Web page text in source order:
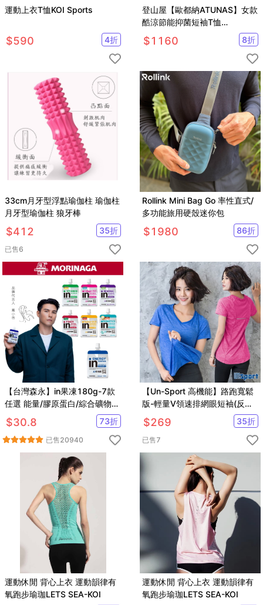
運動上衣T恤KOI Sports
$590 4折
登山屋【歐都納ATUNAS】女款
酷涼節能抑菌短袖T恤
(A1TS2606W涼感透氣
$1160 8折
33cm月牙型浮點瑜伽柱 瑜伽柱
月牙型瑜伽柱 狼牙棒
$412 35折
已售6
Rollink Mini Bag Go 率性直式/
多功能旅用硬殼迷你包
$1980 86折
【台灣森永】in果凍180g-7款
任選 能量/膠原蛋白/綜合礦物
質/維他命/膳食纖維/牛磺酸B群/
益生菌
$30.8 73折
已售20940
【Un-Sport 高機能】路跑寬鬆
版-輕量V領速排網眼短袖(反光
條/加強汗區排汗)
$269 35折
已售7
運動休閒 背心上衣 運動韻律有
氧跑步瑜珈LETS SEA-KOI
運動休閒 背心上衣 運動韻律有
氧跑步瑜珈LETS SEA-KOI